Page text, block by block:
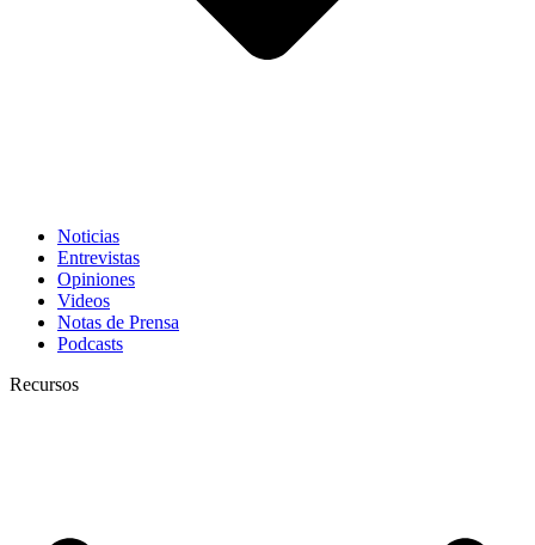
Noticias
Entrevistas
Opiniones
Videos
Notas de Prensa
Podcasts
Recursos